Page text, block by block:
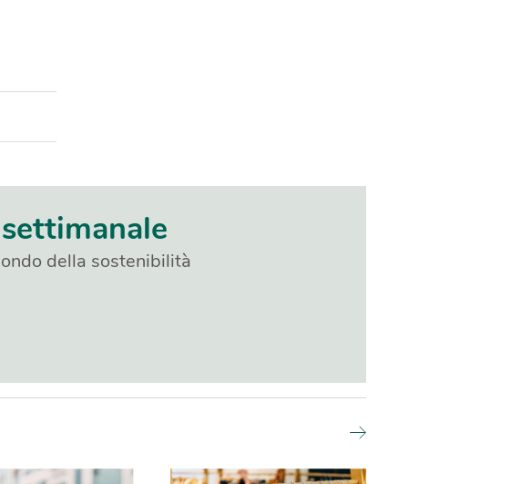
della sostenibilità